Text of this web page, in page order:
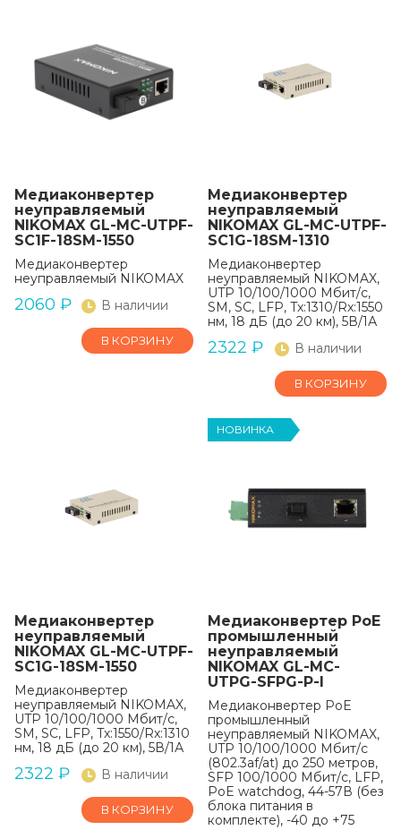
Медиаконвертер
неуправляемый
NIKOMAX GL-MC-UTPF-
SC1F-18SM-1550
Медиаконвертер
неуправляемый NIKOMAX
2060 ₽ В наличии
В КОРЗИНУ
Медиаконвертер
неуправляемый
NIKOMAX GL-MC-UTPF-
SC1G-18SM-1310
Медиаконвертер
неуправляемый NIKOMAX,
UTP 10/100/1000 Мбит/с,
SM, SC, LFP, Tx:1310/Rx:1550
нм, 18 дБ (до 20 км), 5В/1А
2322 ₽ В наличии
В КОРЗИНУ
Медиаконвертер
неуправляемый
NIKOMAX GL-MC-UTPF-
SC1G-18SM-1550
Медиаконвертер
неуправляемый NIKOMAX,
UTP 10/100/1000 Мбит/с,
SM, SC, LFP, Tx:1550/Rx:1310
нм, 18 дБ (до 20 км), 5В/1А
2322 ₽ В наличии
В КОРЗИНУ
НОВИНКА
Медиаконвертер PoE
промышленный
неуправляемый
NIKOMAX GL-MC-
UTPG-SFPG-P-I
Медиаконвертер PoE
промышленный
неуправляемый NIKOMAX,
UTP 10/100/1000 Мбит/с
(802.3af/at) до 250 метров,
SFP 100/1000 Мбит/с, LFP,
PoE watchdog, 44-57В (без
блока питания в
комплекте), -40 до +75